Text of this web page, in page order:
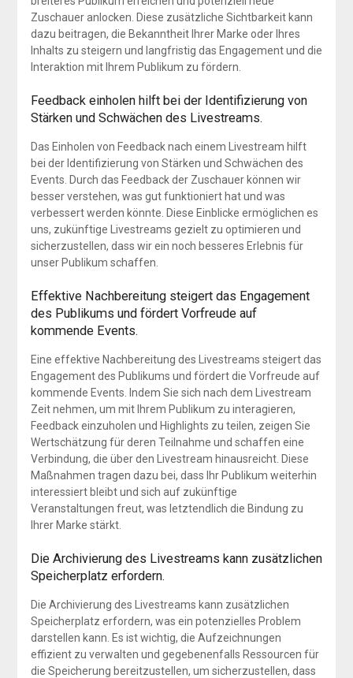
Zuschauer anlocken. Diese zusätzliche Sichtbarkeit kann
dazu beitragen, die Bekanntheit Ihrer Marke oder Ihres
Inhalts zu steigern und langfristig das Engagement und die
Interaktion mit Ihrem Publikum zu fördern.
Feedback einholen hilft bei der Identifizierung von
Stärken und Schwächen des Livestreams.
Das Einholen von Feedback nach einem Livestream hilft
bei der Identifizierung von Stärken und Schwächen des
Events. Durch das Feedback der Zuschauer können wir
besser verstehen, was gut funktioniert hat und was
verbessert werden könnte. Diese Einblicke ermöglichen es
uns, zukünftige Livestreams gezielt zu optimieren und
sicherzustellen, dass wir ein noch besseres Erlebnis für
unser Publikum schaffen.
Effektive Nachbereitung steigert das Engagement
des Publikums und fördert Vorfreude auf
kommende Events.
Eine effektive Nachbereitung des Livestreams steigert das
Engagement des Publikums und fördert die Vorfreude auf
kommende Events. Indem Sie sich nach dem Livestream
Zeit nehmen, um mit Ihrem Publikum zu interagieren,
Feedback einzuholen und Highlights zu teilen, zeigen Sie
Wertschätzung für deren Teilnahme und schaffen eine
Verbindung, die über den Livestream hinausreicht. Diese
Maßnahmen tragen dazu bei, dass Ihr Publikum weiterhin
interessiert bleibt und sich auf zukünftige
Veranstaltungen freut, was letztendlich die Bindung zu
Ihrer Marke stärkt.
Die Archivierung des Livestreams kann zusätzlichen
Speicherplatz erfordern.
Die Archivierung des Livestreams kann zusätzlichen
Speicherplatz erfordern, was ein potenzielles Problem
darstellen kann. Es ist wichtig, die Aufzeichnungen
effizient zu verwalten und gegebenenfalls Ressourcen für
die Speicherung bereitzustellen, um sicherzustellen, dass